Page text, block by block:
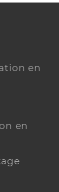
en
en